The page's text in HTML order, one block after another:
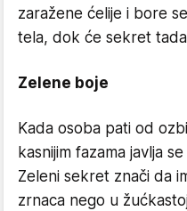
zaražene ćelije i bore
tela, dok će sekret
Zelene boje
Kada osoba pati od
kasnijim fazama javlja se
Zeleni sekret znači da
zrnaca nego u